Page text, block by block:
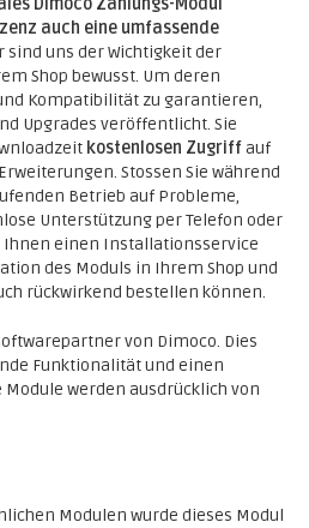
Dimoco Zahlungs-Modul
auch eine umfassende
sind uns der Wichtigkeit der
Shop bewusst. Um deren
Kompatibilität zu garantieren,
Upgrades veröffentlicht. Sie
kostenlosen Zugriffauf
Stossen Sie während
Betrieb auf Probleme,
Unterstützung per Telefon oder
Ihnen einen Installationsservice
des Moduls in Ihrem Shop und
rückwirkend bestellen können.
von Dimoco. Dies
Funktionalität und einen
werden ausdrücklich von
Modulen wurde dieses Modul